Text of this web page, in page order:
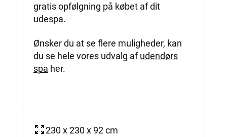
gratis opfølgning på købet af dit
udespa.
Ønsker du at se flere muligheder, kan
du se hele vores udvalg afudendørs
spa her.
230 x 230 x 92 cm